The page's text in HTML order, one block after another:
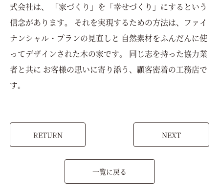
式会社は、 「家づくり」を「幸せづくり」にするという
信念があります。 それを実現するための方法は、ファイ
ナンシャル・プランの見直しと 自然素材をふんだんに使
ってデザインされた木の家です。 同じ志を持った協力業
者と共に お客様の思いに寄り添う、顧客密着の工務店で
す。
RETURN NEXT
一覧に戻る